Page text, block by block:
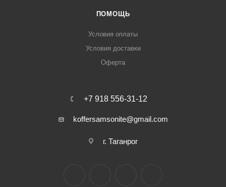
ПОМОЩЬ
Условия оплаты
Условия доставки
Оферта
+7 918 556-31-12
koffersamsonite@gmail.com
г. Таганрог